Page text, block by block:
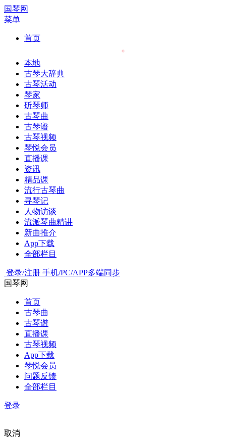
国琴网
菜单
首页
本地
古琴大辞典
古琴活动
琴家
斫琴师
古琴曲
古琴谱
古琴视频
琴悦会员
直播课
资讯
精品课
流行古琴曲
寻琴记
人物访谈
流派琴曲精讲
新曲推介
App下载
全部栏目
登录/注册 手机/PC/APP多端同步
国琴网
首页
古琴曲
古琴谱
直播课
古琴视频
App下载
琴悦会员
问题反馈
全部栏目
登录
取消